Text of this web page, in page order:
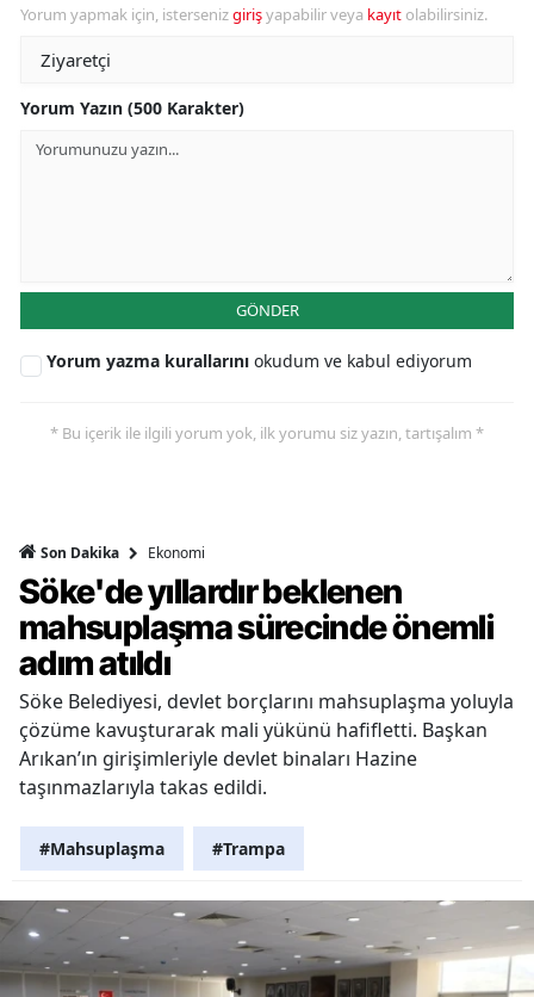
Yorum yapmak için, istersenizgirişyapabilir veya kayıt olabilirsiniz.
Yorum Yazın (500 Karakter)
GÖNDER
Yorum yazma kurallarını okudum ve kabul ediyorum
* Bu içerik ile ilgili yorum yok, ilk yorumu siz yazın, tartışalım *
Son Dakika Ekonomi
Söke'de yıllardır beklenen
mahsuplaşma sürecinde önemli
adım atıldı
Söke Belediyesi, devlet borçlarını mahsuplaşma yoluyla
çözüme kavuşturarak mali yükünü hafifletti. Başkan
Arıkan’ın girişimleriyle devlet binaları Hazine
taşınmazlarıyla takas edildi.
#Mahsuplaşma #Trampa